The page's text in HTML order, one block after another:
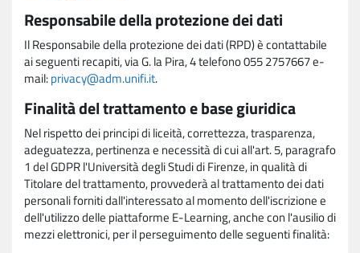
Responsabile della protezione dei dati
Il Responsabile della protezione dei dati (RPD) è contattabile
ai seguenti recapiti, via G. la Pira, 4 telefono 055 2757667 e-
mail:privacy@adm.unifi.it.
Finalità del trattamento e base giuridica
Nel rispetto dei principi di liceità, correttezza, trasparenza,
adeguatezza, pertinenza e necessità di cui all'art. 5, paragrafo
1 del GDPR l'Università degli Studi di Firenze, in qualità di
Titolare del trattamento, provvederà al trattamento dei dati
personali forniti dall'interessato al momento dell'iscrizione e
dell'utilizzo delle piattaforme E-Learning, anche con l'ausilio di
mezzi elettronici, per il perseguimento delle seguenti finalità: